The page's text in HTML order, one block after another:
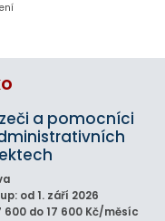
a pomocníci
od 1. září 2026
600 do 17 600 Kč/měsíc